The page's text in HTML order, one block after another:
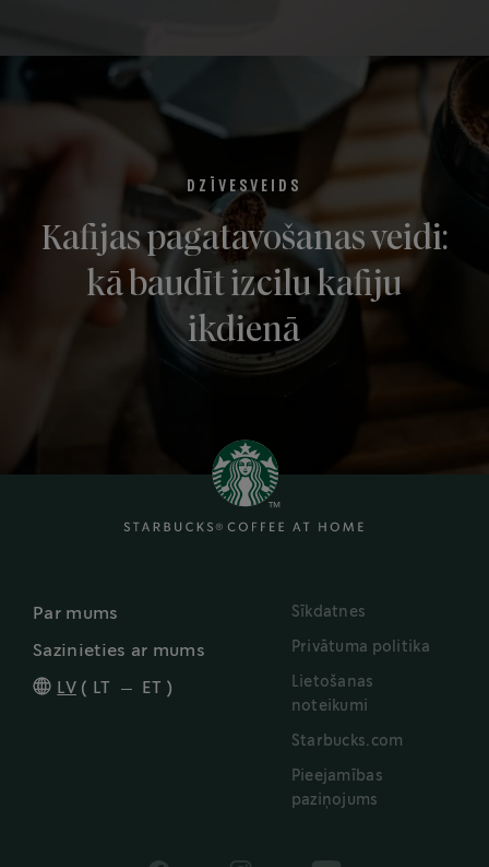
DZĪVESVEIDS
Kafijas pagatavošanas veidi:
kā baudīt izcilu kafiju
ikdienā
Par mums
Sazinieties ar mums
LV ( LT ET )
Sīkdatnes
Privātuma politika
Lietošanas
noteikumi
Starbucks.com
Pieejamības
paziņojums